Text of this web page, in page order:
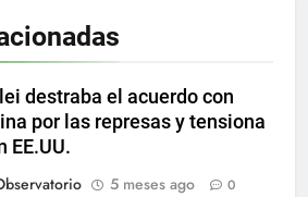
destraba el acuerdo con
por las represas y tensiona
EE.UU.
5 meses ago 0